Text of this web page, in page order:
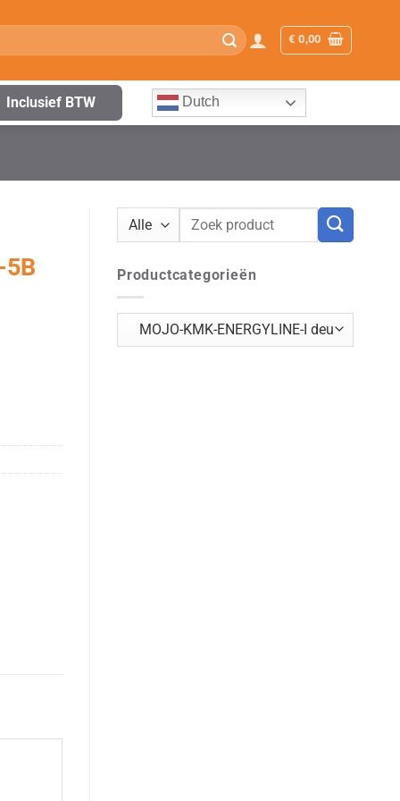
€ 0,00
Inclusief BTW Dutch
Zoeken
Productcategorieën
5B